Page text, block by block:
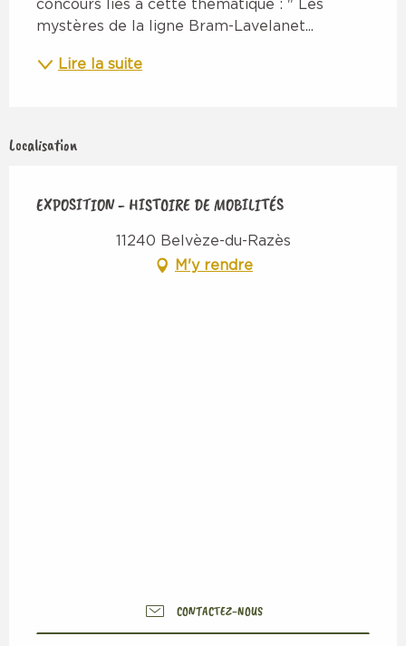
concours liés à cette thématique : " Les
mystères de la ligne Bram-Lavelanet...
Lire la suite
Localisation
EXPOSITION - HISTOIRE DE MOBILITÉS
11240 Belvèze-du-Razès
M'y rendre
CONTACTEZ-NOUS